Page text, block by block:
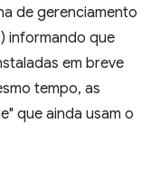
de gerenciamento
informando que
em breve
tempo, as
que ainda usam o